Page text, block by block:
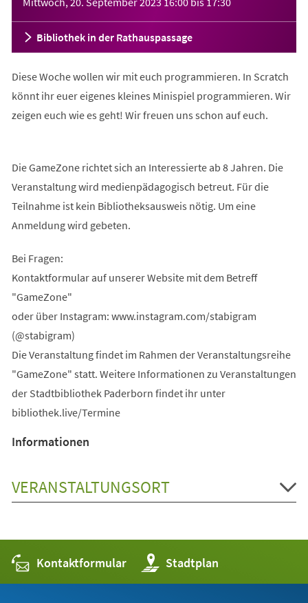
Bibliothek in der Rathauspassage
Diese Woche wollen wir mit euch programmieren. In Scratch
könnt ihr euer eigenes kleines Minispiel programmieren. Wir
zeigen euch wie es geht! Wir freuen uns schon auf euch.
Die GameZone richtet sich an Interessierte ab 8 Jahren. Die
Veranstaltung wird medienpädagogisch betreut. Für die
Teilnahme ist kein Bibliotheksausweis nötig. Um eine
Anmeldung wird gebeten.
Bei Fragen:
Kontaktformular auf unserer Website mit dem Betreff
"GameZone"
oder über Instagram: www.instagram.com/stabigram
(@stabigram)
Die Veranstaltung findet im Rahmen der Veranstaltungsreihe
"GameZone" statt. Weitere Informationen zu Veranstaltungen
der Stadtbibliothek Paderborn findet ihr unter
bibliothek.live/Termine
Informationen
VERANSTALTUNGSORT
Kontaktformular Stadtplan
(Öffnet
in
einem